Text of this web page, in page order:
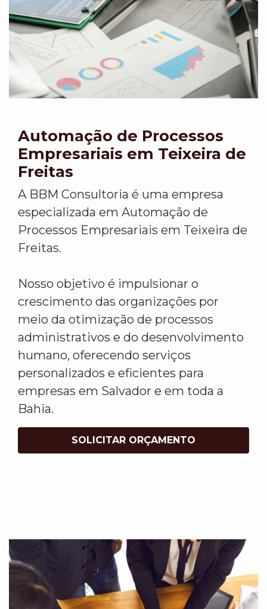
Automação de Processos
Empresariais em Teixeira de
Freitas
A BBM Consultoria é uma empresa
especializada em Automação de
Processos Empresariais em Teixeira de
Freitas.
Nosso objetivo é impulsionar o
crescimento das organizações por
meio da otimização de processos
administrativos e do desenvolvimento
humano, oferecendo serviços
personalizados e eficientes para
empresas em Salvador e em toda a
Bahia.
SOLICITAR ORÇAMENTO